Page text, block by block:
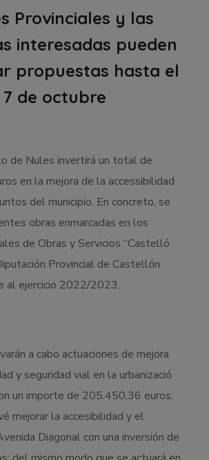
Provinciales y las
interesadas pueden
propuestas hasta el
7 de octubre
de Nules invertirá un total de
en la mejora de la accessibilidad
del municipio. En concreto, se
obras enmarcadas en los
de Obras y Servicios “Castelló
Provincial de Castellón
al ejercicio 2022/2023.
a cabo actuaciones de mejora
y seguridad vial en la urbanizació
un importe de 205.450,36 euros;
mejorar la accesibilidad y el
Diagonal con una inversión de